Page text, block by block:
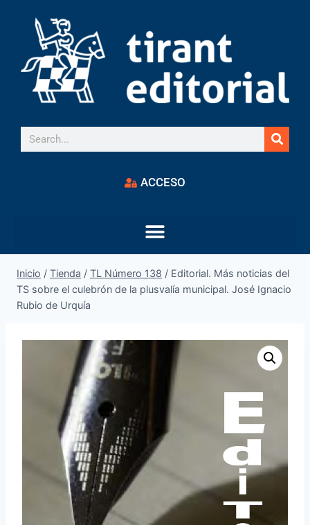
ACCESO
Inicio / Tienda / TL Número 138 / Editorial. Más noticias del
TS sobre el culebrón de la plusvalía municipal. José Ignacio
Rubio de Urquía